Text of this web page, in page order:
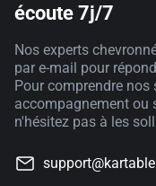
écoute 7j/7
Nos experts
par e-mail pour
Pour comprendre nos
accompagnement ou
n'hésitez pas à les